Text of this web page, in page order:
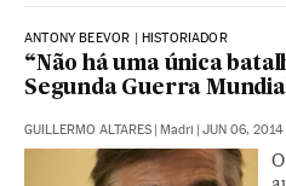
ANTONY BEEVOR | HISTORIADOR
“Não há uma única
Segunda Guerra
GUILLERMO ALTARES | Madri | JUN 06,